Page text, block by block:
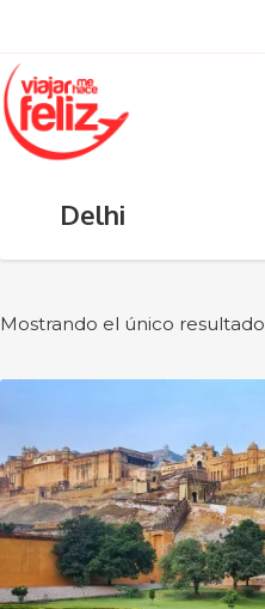
Delhi
Mostrando el único resultado